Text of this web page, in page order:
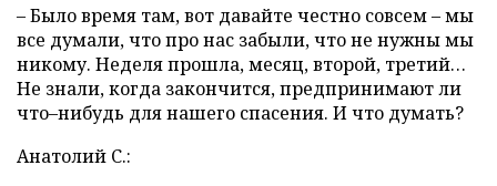
– Было время там, вот давайте честно совсем – мы
все думали, что про нас забыли, что не нужны мы
никому. Неделя прошла, месяц, второй, третий…
Не знали, когда закончится, предпринимают ли
что–нибудь для нашего спасения. И что думать?
Анатолий С.: